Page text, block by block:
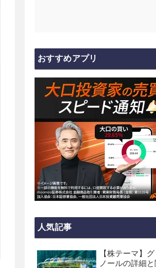
おすすめアプリ
人気記事
【株テーマ】
ノールの詳細